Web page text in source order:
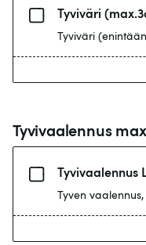
Tyviväri
Tyviväri
Tyvivaalennus
Tyvivaalennus
Tyven